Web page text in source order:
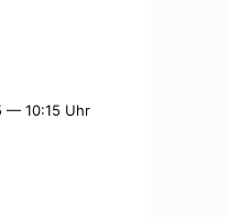
— 10:15 Uhr